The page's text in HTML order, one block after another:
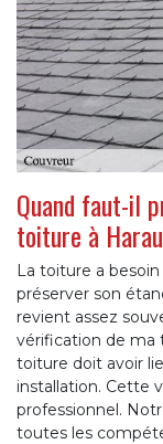
Quand faut-il
toiture à
La toiture a
préserver son
revient assez
vérification de ma
toiture doit avoir
installation. Cette
professionnel.
toutes les